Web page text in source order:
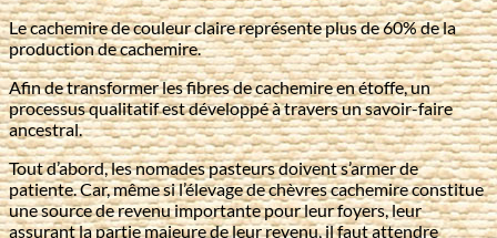
Le cachemire de couleur claire représente plus de 60% de la
production de cachemire.
Afin de transformer les fibres de cachemire en étoffe, un
processus qualitatif est développé à travers un savoir-faire
ancestral.
Tout d’abord, les nomades pasteurs doivent s’armer de
patiente. Car, même si l’élevage de chèvres cachemire constitue
une source de revenu importante pour leur foyers, leur
assurant la partie majeure de leur revenu, il faut attendre